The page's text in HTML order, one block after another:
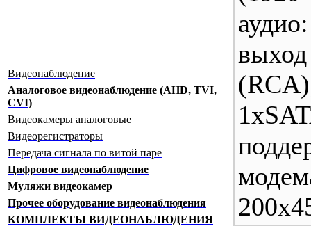
Видеонаблюдение
Аналоговое видеонаблюдение (AHD, TVI,
CVI)
Видеокамеры аналоговые
Видеорегистраторы
Передача сигнала по витой паре
Цифровое видеонаблюдение
Муляжи видеокамер
Прочее оборудование видеонаблюдения
КОМПЛЕКТЫ ВИДЕОНАБЛЮДЕНИЯ